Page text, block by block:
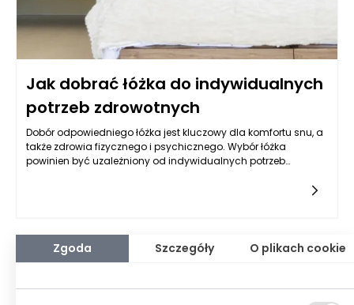
Jak dobrać łóżka do indywidualnych
potrzeb zdrowotnych
Dobór odpowiedniego łóżka jest kluczowy dla komfortu snu, a
także zdrowia fizycznego i psychicznego. Wybór łóżka
powinien być uzależniony od indywidualnych potrzeb
wpłynąć na jakość snu. Dlatego warto zrozumieć, jakie cechy
łóżek są istotne w kontekście zdrowia i jak dostosować je do
specyficznych potrzeb.
Zgoda Szczegóły O plikach cookie